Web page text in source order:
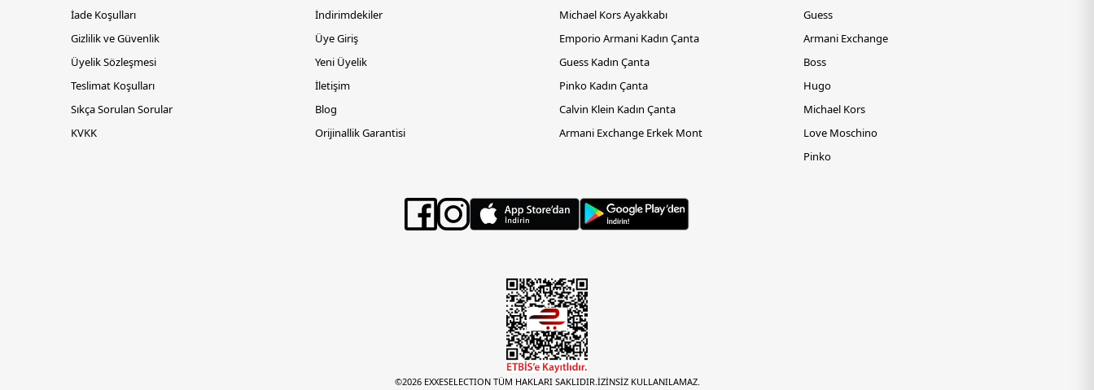
İade Koşulları
Gizlilik ve Güvenlik
Üyelik Sözleşmesi
Teslimat Koşulları
Sıkça Sorulan Sorular
KVKK
İndirimdekiler
Üye Giriş
Yeni Üyelik
İletişim
Blog
Orijinallik Garantisi
Michael Kors Ayakkabı
Emporio Armani Kadın Çanta
Guess Kadın Çanta
Pinko Kadın Çanta
Calvin Klein Kadın Çanta
Armani Exchange Erkek Mont
Guess
Armani Exchange
Boss
Hugo
Michael Kors
Love Moschino
Pinko
©2026 EXXESELECTION TÜM HAKLARI SAKLIDIR.İZİNSİZ KULLANILAMAZ.